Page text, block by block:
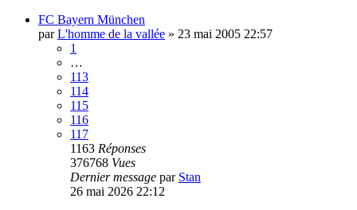
FC Bayern München
parL'homme de la vallée » 23 mai 2005 22:57
1
…
113
114
115
116
117
1163 Réponses
376768 Vues
Dernier message par Stan
26 mai 2026 22:12